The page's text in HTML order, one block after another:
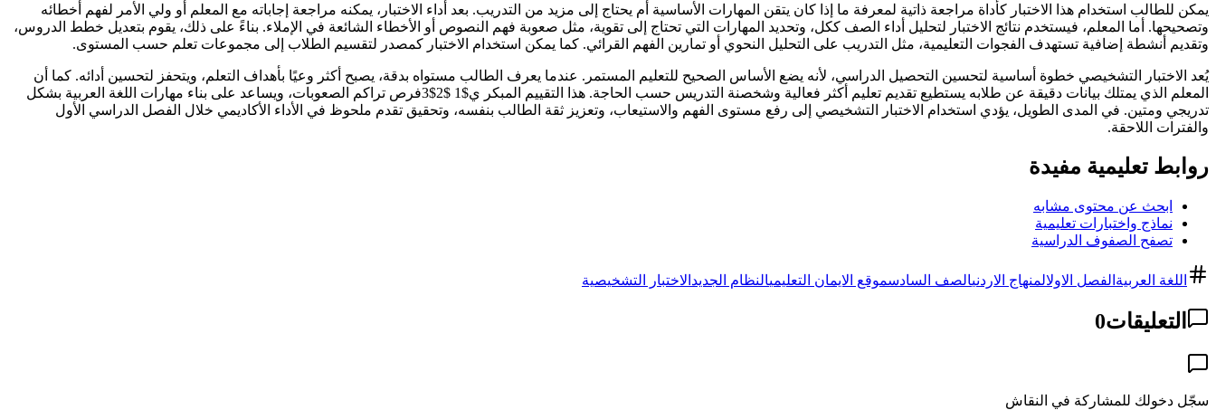
يمكن للطالب استخدام هذا الاختبار كأداة مراجعة ذاتية لمعرفة ما إذا كان يتقن المهارات الأساسية أم يحتاج إلى مزيد من التدريب. بعد أداء الاختبار، يمكنه مراجعة إجاباته مع المعلم أو ولي الأمر لفهم أخطائه
وتصحيحها. أما المعلم، فيستخدم نتائج الاختبار لتحليل أداء الصف ككل، وتحديد المهارات التي تحتاج إلى تقوية، مثل صعوبة فهم النصوص أو الأخطاء الشائعة في الإملاء. بناءً على ذلك، يقوم بتعديل خطط الدروس،
وتقديم أنشطة إضافية تستهدف الفجوات التعليمية، مثل التدريب على التحليل النحوي أو تمارين الفهم القرائي. كما يمكن استخدام الاختبار كمصدر لتقسيم الطلاب إلى مجموعات تعلم حسب المستوى.
يُعد الاختبار التشخيصي خطوة أساسية لتحسين التحصيل الدراسي، لأنه يضع الأساس الصحيح للتعليم المستمر. عندما يعرف الطالب مستواه بدقة، يصبح أكثر وعيًا بأهداف التعلم، ويتحفز لتحسين أدائه. كما أن
المعلم الذي يمتلك بيانات دقيقة عن طلابه يستطيع تقديم تعليم أكثر فعالية وشخصنة التدريس حسب الحاجة. هذا التقييم المبكر ي$1 $2$3فرص تراكم الصعوبات، ويساعد على بناء مهارات اللغة العربية بشكل
تدريجي ومتين. في المدى الطويل، يؤدي استخدام الاختبار التشخيصي إلى رفع مستوى الفهم والاستيعاب، وتعزيز ثقة الطالب بنفسه، وتحقيق تقدم ملحوظ في الأداء الأكاديمي خلال الفصل الدراسي الأول
والفترات اللاحقة.
روابط تعليمية مفيدة
ابحث عن محتوى مشابه
نماذج واختبارات تعليمية
تصفح الصفوف الدراسية
اللغة العربية الفصل الاولالمنهاج الاردنيالصف السادسموقع الايمان التعليميالنظام الجديد الاختبار التشخيصية
التعليقات0
سجّل دخولك للمشاركة في النقاش